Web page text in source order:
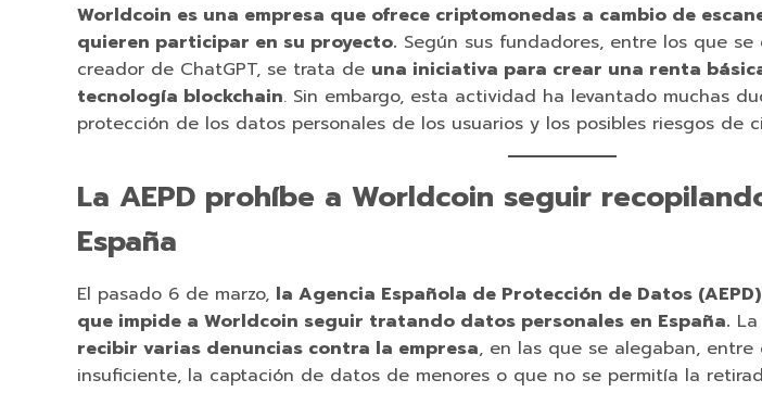
Worldcoin es una empresa que ofrece criptomonedas a cambio de
quieren participar en su proyecto. Según sus fundadores, entre los que se
creador de ChatGPT, se trata de una iniciativa para crear una renta
tecnología blockchain. Sin embargo, esta actividad ha levantado muchas
protección de los datos personales de los usuarios y los posibles riesgos de
La AEPD prohíbe a Worldcoin seguir
España
El pasado 6 de marzo, la Agencia Española de Protección de Datos
que impide a Worldcoin seguir tratando datos personales en España.
recibir varias denuncias contra la empresa, en las que se alegaban,
insuficiente, la captación de datos de menores o que no se permitía la